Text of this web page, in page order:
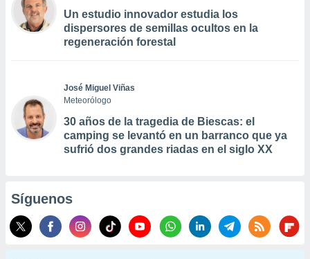
Un estudio innovador estudia los
dispersores de semillas ocultos en la
regeneración forestal
José Miguel Viñas
Meteorólogo
30 años de la tragedia de Biescas: el
camping se levantó en un barranco que ya
sufrió dos grandes riadas en el siglo XX
Síguenos